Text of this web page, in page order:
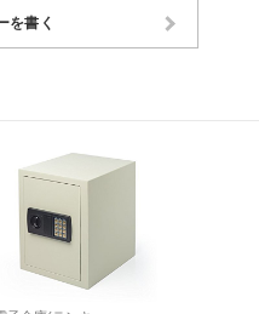
を書く